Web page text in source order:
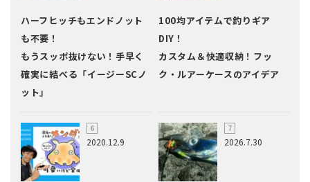
ハーフヒッチもエンドノット
も不要！
もうスッポ抜けない！手早く
確実に結べる「イージーSCノ
ット」
100均アイテムで釣りギア
DIY！
カスタム＆快適収納！フッ
ク・ルアーケースのアイデア
2020.12.9 2026.7.30